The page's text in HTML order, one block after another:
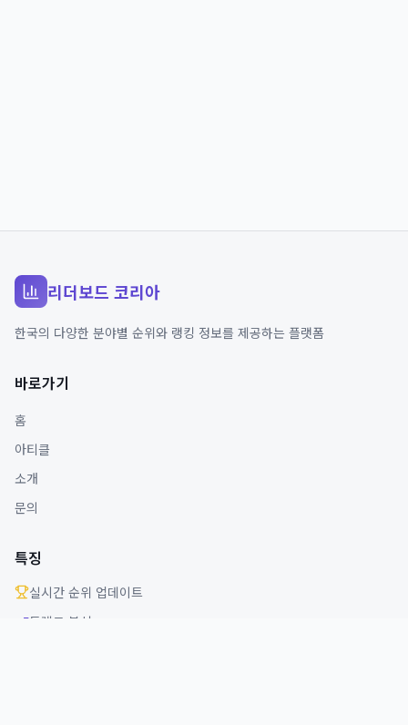
리더보드 코리아
한국의 다양한 분야별 순위와 랭킹 정보를 제공하는 플랫폼
바로가기
홈
아티클
소개
문의
특징
실시간 순위 업데이트
트렌드 분석